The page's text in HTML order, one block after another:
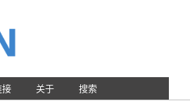
接 关于 搜索